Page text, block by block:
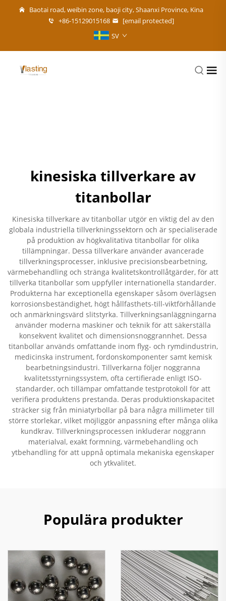
Baotai road, weibin zone, baoji city, Shaanxi Province, Kina
+86-15129015168
[email protected]
SV
kinesiska tillverkare av
titanbollar
Kinesiska tillverkare av titanbollar utgör en viktig del av den
globala industriella tillverkningssektorn och är specialiserade
på produktion av högkvalitativa titanbollar för olika
tillämpningar. Dessa tillverkare använder avancerade
tillverkningsprocesser, inklusive precisionsbearbetning,
värmebehandling och stränga kvalitetskontrollåtgärder, för att
tillverka titanbollar som uppfyller internationella standarder.
Produkterna har exceptionella egenskaper såsom överlägsen
korrosionsbeständighet, högt hållfasthets-till-viktförhållande
och anmärkningsvärd slitstyrka. Tillverkningsanläggningarna
använder moderna maskiner och teknik för att säkerställa
konsekvent kvalitet och dimensionsnoggrannhet. Dessa
titanbollar används omfattande inom flyg- och rymdindustrin,
medicinska instrument, fordonskomponenter samt kemisk
bearbetningsindustri. Tillverkarna följer noggranna
kvalitetsstyrningssystem, ofta certifierade enligt ISO-
standarder, och tillämpar omfattande testprotokoll för att
verifiera produktens prestanda. Deras produktionskapacitet
sträcker sig från miniatyrbollar på bara några millimeter till
större storlekar, vilket möjliggör anpassning efter många olika
kundkrav. Tillverkningsprocessen inkluderar noggrann
materialval, exakt formning, värmebehandling och
ytbehandling för att uppnå optimala mekaniska egenskaper
och ytkvalitet.
Populära produkter